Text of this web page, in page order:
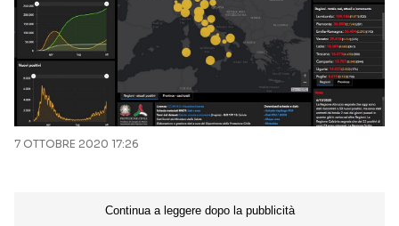
7 OTTOBRE 2020 17:26